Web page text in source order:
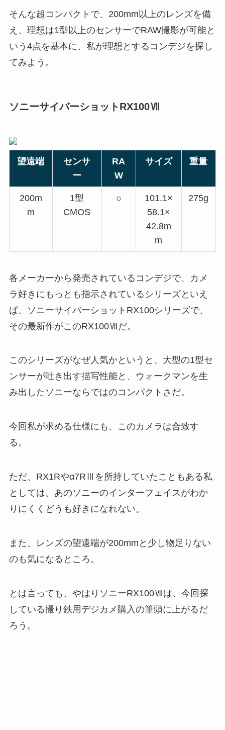
そんな超コンパクトで、200mm以上のレンズを備
え、理想は1型以上のセンサーでRAW撮影が可能と
いう4点を基本に、私が理想とするコンデジを探し
てみよう。
ソニーサイバーショットRX100Ⅶ
望遠端
センサ
ー
RA
W
サイズ 重量
200m
m
1型
CMOS
○
101.1×
58.1×
42.8m
m
275g
各メーカーから発売されているコンデジで、カメ
ラ好きにもっとも指示されているシリーズといえ
ば、ソニーサイバーショットRX100シリーズで、
その最新作がこのRX100Ⅶだ。
このシリーズがなぜ人気かというと、大型の1型セ
ンサーが吐き出す描写性能と、ウォークマンを生
み出したソニーならではのコンパクトさだ。
今回私が求める仕様にも、このカメラは合致す
る。
ただ、RX1Rやα7RⅢを所持していたこともある私
としては、あのソニーのインターフェイスがわか
りにくくどうも好きになれない。
また、レンズの望遠端が200mmと少し物足りない
のも気になるところ。
とは言っても、やはりソニーRX100Ⅶは、今回探
している撮り鉄用デジカメ購入の筆頭に上がるだ
ろう。